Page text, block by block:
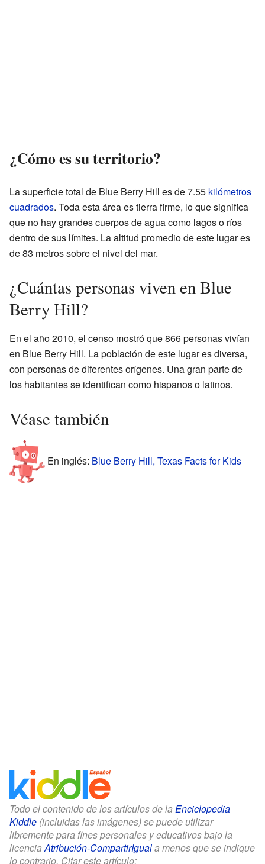
¿Cómo es su territorio?
La superficie total de Blue Berry Hill es de 7.55 kilómetros
cuadrados. Toda esta área es tierra firme, lo que significa
que no hay grandes cuerpos de agua como lagos o ríos
dentro de sus límites. La altitud promedio de este lugar es
de 83 metros sobre el nivel del mar.
¿Cuántas personas viven en Blue
Berry Hill?
En el año 2010, el censo mostró que 866 personas vivían
en Blue Berry Hill. La población de este lugar es diversa,
con personas de diferentes orígenes. Una gran parte de
los habitantes se identifican como hispanos o latinos.
Véase también
En inglés: Blue Berry Hill, Texas Facts for Kids
Todo el contenido de los artículos de la Enciclopedia
Kiddle (incluidas las imágenes) se puede utilizar
libremente para fines personales y educativos bajo la
licenciaAtribución-CompartirIguala menos que se indique
lo contrario. Citar este artículo: